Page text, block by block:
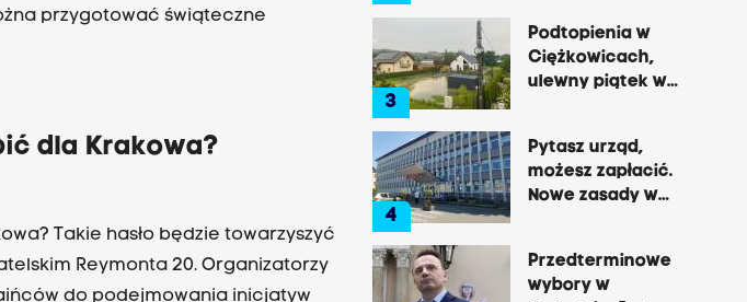
przygotować świąteczne
dla Krakowa?
Takie hasło będzie towarzyszyć
Reymonta 20. Organizatorzy
do podejmowania inicjatyw
do lasu
3
Podtopienia w
Ciężkowicach,
ulewny piątek w
4
Pytasz urząd,
możesz zapłacić.
Nowe zasady w
Przedterminowe
wybory w